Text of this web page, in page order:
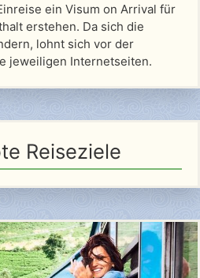
ein Visum on Arrival für
erstehen. Da sich die
lohnt sich vor der
jeweiligen Internetseiten.
Reiseziele